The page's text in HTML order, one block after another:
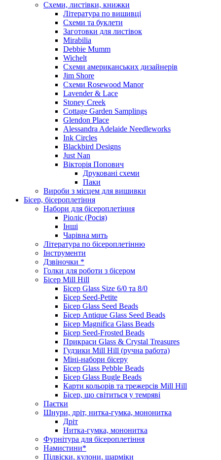
Схеми, листівки, книжки
Література по вишивці
Схеми та буклети
Заготовки для листівок
Mirabilia
Debbie Mumm
Wichelt
Схеми американських дизайнерів
Jim Shore
Cхеми Rosewood Manor
Lavender & Lace
Stoney Creek
Cottage Garden Samplings
Glendon Place
Alessandra Adelaide Needleworks
Ink Circles
Blackbird Designs
Just Nan
Вікторія Попович
Друковані схеми
Паки
Вироби з місцем для вишивки
Бісер, бісероплетіння
Набори для бісероплетіння
Ріоліс (Росія)
Інші
Чарівна мить
Література по бісероплетінню
Інструменти
Дзвіночки *
Голки для роботи з бісером
Бісер Mill Hill
Бісер Glass Size 6/0 та 8/0
Бісер Seed-Petite
Бісер Glass Seed Beads
Бісер Antique Glass Seed Beads
Бісер Magnifica Glass Beads
Бісер Seed-Frosted Beads
Прикраси Glass & Crystal Treasures
Гудзики Mill Hill (ручна работа)
Міні-набори бісеру
Бісер Glass Pebble Beads
Бісер Glass Bugle Beads
Карти кольорів та трежерсів Mill Hill
Бісер, що світиться у темряві
Паєтки
Шнури, дріт, нитка-гумка, мононитка
Дріт
Нитка-гумка, мононитка
Фурнітура для бісероплетіння
Намистини*
Підвіски, кулони, шарміки